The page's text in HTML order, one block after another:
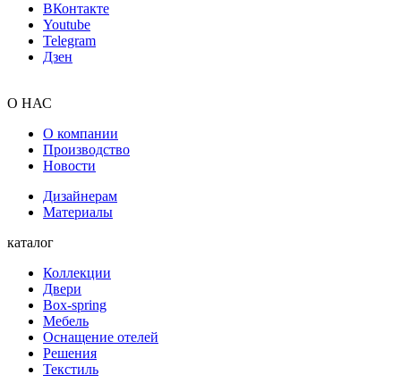
ВКонтакте
Youtube
Telegram
Дзен
О НАС
О компании
Производство
Новости
Дизайнерам
Материалы
каталог
Коллекции
Двери
Box-spring
Мебель
Оснащение отелей
Решения
Текстиль